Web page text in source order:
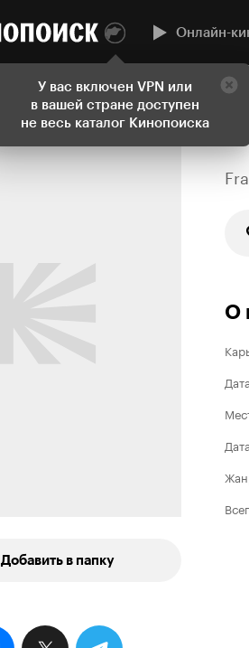
У вас включен VPN или
в вашей стране доступен
не весь каталог Кинопоиска
Онлайн-
Добавить в папку
О